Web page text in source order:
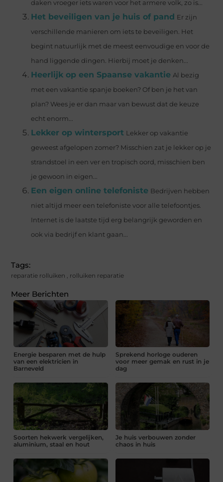
daken vroeger iets waren voor het armere volk, zo is...
Het beveiligen van je huis of pand Er zijn
verschillende manieren om iets te beveiligen. Het
begint natuurlijk met de meest eenvoudige en voor de
hand liggende dingen. Hierbij moet je denken...
Heerlijk op een Spaanse vakantie Al bezig
met een vakantie spanje boeken? Of ben je het van
plan? Wees je er dan maar van bewust dat de keuze
echt enorm...
Lekker op wintersport Lekker op vakantie
geweest afgelopen zomer? Misschien zat je lekker op je
strandstoel in een ver en tropisch oord, misschien ben
je gewoon in eigen...
Een eigen online telefoniste Bedrijven hebben
niet altijd meer een telefoniste voor alle telefoontjes.
Internet is de laatste tijd erg belangrijk geworden en
ook via bedrijf en klant gaan...
Tags:
reparatie rolluiken rolluiken reparatie
Meer Berichten
Energie besparen met de hulp
van een elektricien in
Barneveld
Sprekend horloge ouderen
voor meer gemak en rust in je
dag
Soorten hekwerk vergelijken,
aluminium, staal en hout
Je huis verbouwen zonder
chaos in huis